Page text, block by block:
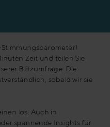
Zeit und teilen Sie
Blitzumfrage. Die
sobald wir sie
los. Auch in
spannende Insights für